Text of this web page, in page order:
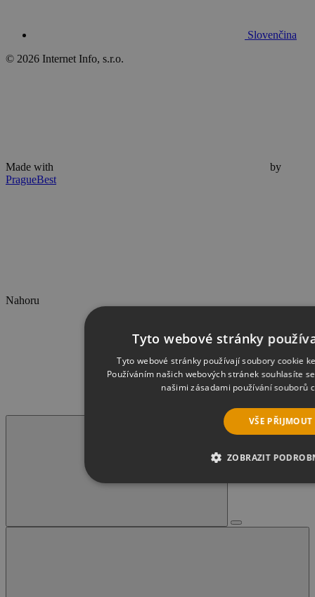
Slovenčina
© 2026 Internet Info, s.r.o.
Made with
by
PragueBest
Nahoru
Tyto webové stránky
Tyto webové stránky používají soubory cookie
Používáním našich webových stránek souhlasíte
našimi zásadami používání souborů
VŠE PŘIJMOUT
ZOBRAZIT
NEZBYTNĚ NUTNÉ SOUBORY